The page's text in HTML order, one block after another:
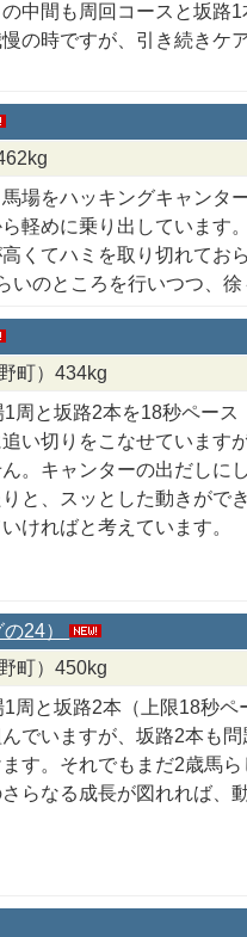
中間も周回コースと坂
の時ですが、引き続き
場をハッキングキャン
軽めに乗り出していま
くてハミを取り切れて
のところを行いつつ、
町）434kg
周と坂路2本を18秒ペース
い切りをこなせています
。キャンターの出だしに
と、スッとした動きがで
ければと考えています。
の24）
町）450kg
周と坂路2本（上限18秒ペ
でいますが、坂路2本も
す。それでもまだ2歳馬
らなる成長が図れれば、